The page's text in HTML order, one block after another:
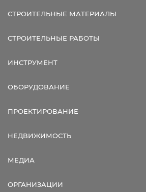
СТРОИТЕЛЬНЫЕ МАТЕРИАЛЫ
СТРОИТЕЛЬНЫЕ РАБОТЫ
ИНСТРУМЕНТ
ОБОРУДОВАНИЕ
ПРОЕКТИРОВАНИЕ
НЕДВИЖИМОСТЬ
МЕДИА
ОРГАНИЗАЦИИ